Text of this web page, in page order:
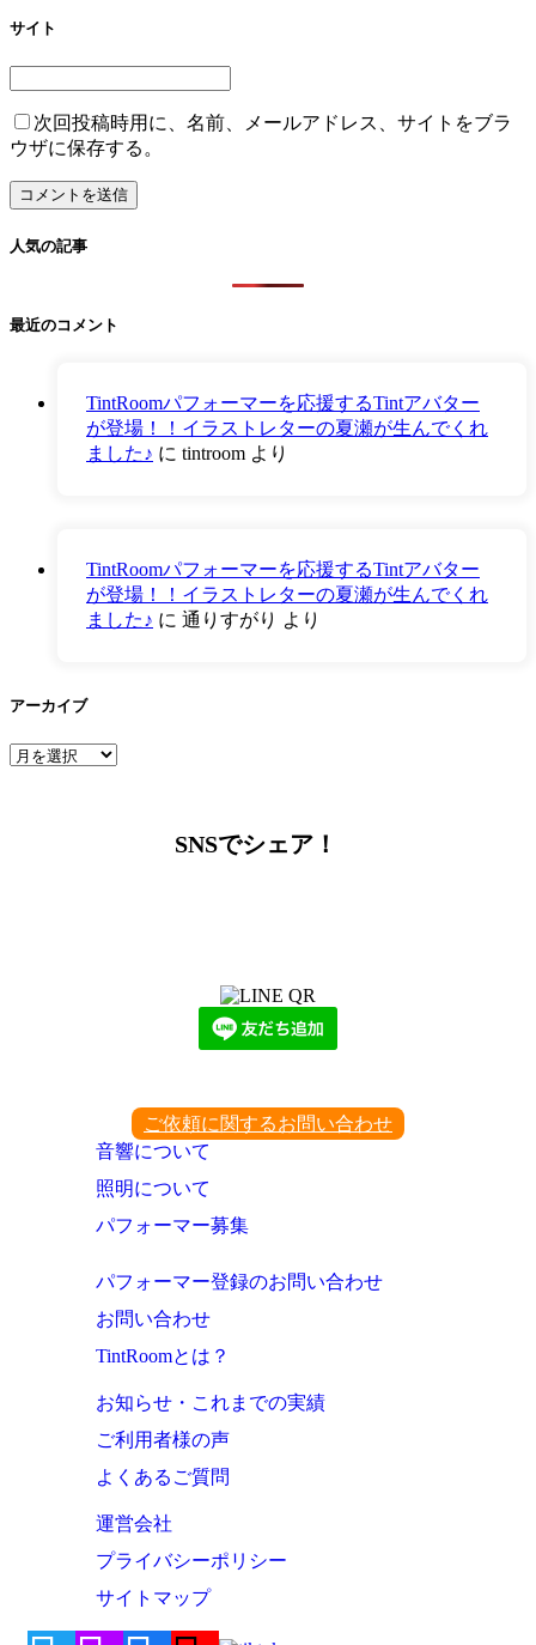
サイト
次回投稿時用に、名前、メールアドレス、サイトをブラ
ウザに保存する。
人気の記事
最近のコメント
TintRoomパフォーマーを応援するTintアバター
が登場！！イラストレターの夏瀬が生んでくれ
ました♪ に tintroom より
TintRoomパフォーマーを応援するTintアバター
が登場！！イラストレターの夏瀬が生んでくれ
ました♪ に 通りすがり より
アーカイブ
ア
SNSでシェア！
ご依頼に関するお問い合わせ
音響について
照明について
パフォーマー募集
パフォーマー登録のお問い合わせ
お問い合わせ
TintRoomとは？
お知らせ・これまでの実績
ご利用者様の声
よくあるご質問
運営会社
プライバシーポリシー
サイトマップ